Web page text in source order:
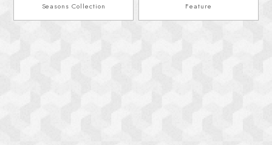
Seasons Collection Feature